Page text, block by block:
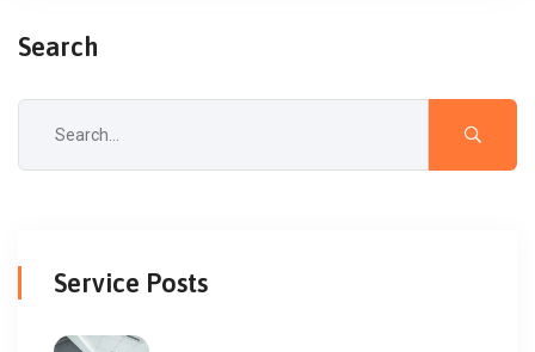
Search
Service Posts